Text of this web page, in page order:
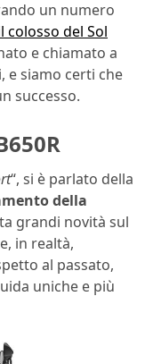
un numero
colosso del Sol
e chiamato a
e siamo certi che
successo.
“, si è parlato della
della
grandi novità sul
in realtà,
al passato,
uniche e più